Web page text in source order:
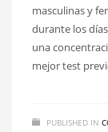
masculinas y
durante los
una
mejor test
PUBLISHED IN